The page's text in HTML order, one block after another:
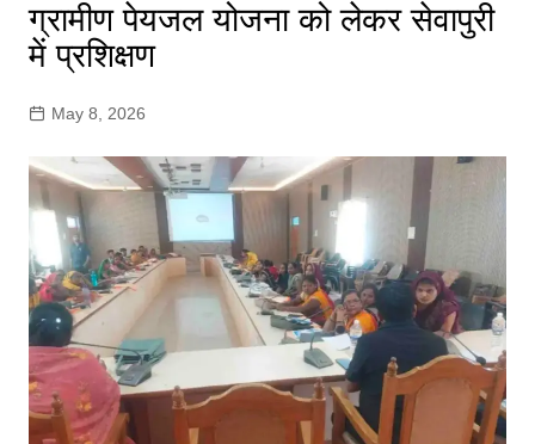
ग्रामीण पेयजल योजना को लेकर सेवापुरी
में प्रशिक्षण
May 8, 2026